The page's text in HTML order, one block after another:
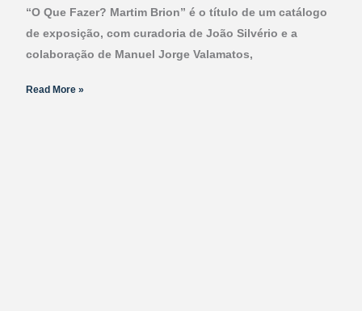
“O Que Fazer? Martim Brion” é o título de um catálogo
de exposição, com curadoria de João Silvério e a
colaboração de Manuel Jorge Valamatos,
Read More »